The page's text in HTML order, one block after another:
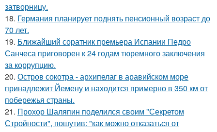
затворницу.
18. Германия планирует поднять пенсионный возраст до
70 лет.
19. Ближайший соратник премьера Испании Педро
Санчеса приговорен к 24 годам тюремного заключения
за коррупцию.
20. Остров сокотра - архипелаг в аравийском море
принадлежит Йемену и находится примерно в 350 км от
побережья страны.
21. Прохор Шаляпин поделился своим "Секретом
Стройности", пошутив: "как можно отказаться от